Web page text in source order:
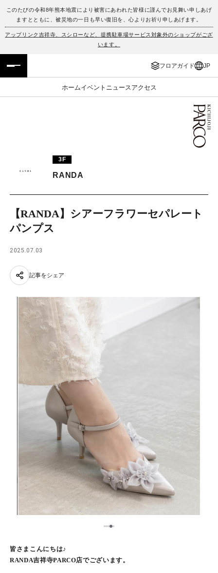
このたびの令和8年熊本地震により被害にあわれた皆様に謹んでお見舞い申しあげ
ますとともに、被災地の一日も早い復旧を、心よりお祈り申しあげます。
アップリンク吉祥寺、スシローなど、提携駐車場サービス対象外のショップがござ
います。
フロアガイド JP
ホームイベント ニュース アクセス
フロアガイド
イベント・ポップアップ
ニュース
PARCOメンバーズ
ENGLISH
簡体字
한국어
3F
RANDA
【RANDA】シアーフラワーセパレート
パンプス
2025.07.03
記事をシェア
1234
皆さまこんにちは♪
RANDA吉祥寺PARCO店でございます。